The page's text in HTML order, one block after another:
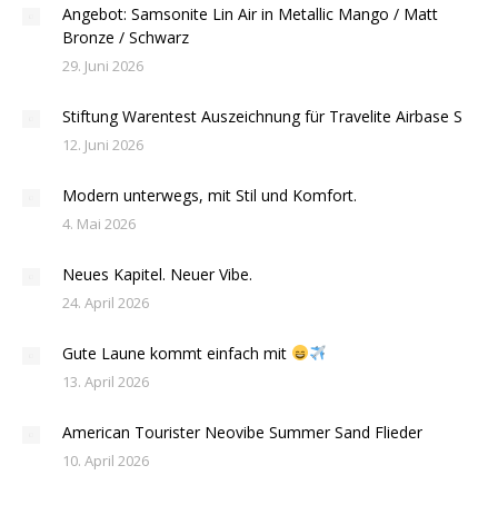
Angebot: Samsonite Lin Air in Metallic Mango / Matt
Bronze / Schwarz
29. Juni 2026
Stiftung Warentest Auszeichnung für Travelite Airbase S
12. Juni 2026
Modern unterwegs, mit Stil und Komfort.
4. Mai 2026
Neues Kapitel. Neuer Vibe.
24. April 2026
Gute Laune kommt einfach mit
13. April 2026
American Tourister Neovibe Summer Sand Flieder
10. April 2026